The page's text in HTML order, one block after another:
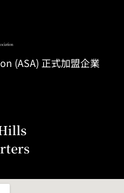
(ASA) 正式加盟企業